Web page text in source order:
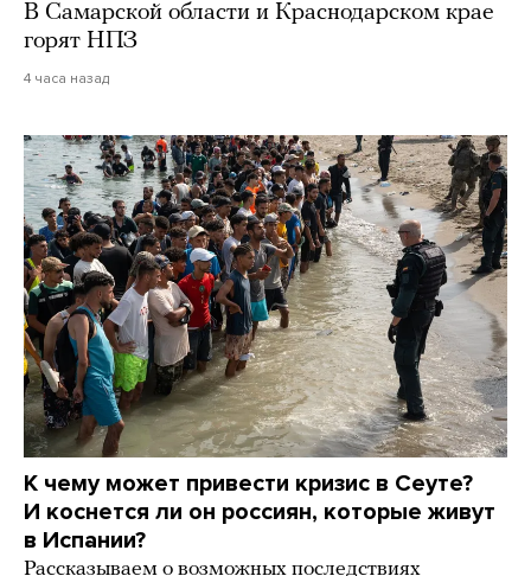
В Самарской области и Краснодарском крае
горят НПЗ
4 часа назад
К чему может привести кризис в Сеуте?
И коснется ли он россиян, которые живут
в Испании?
Рассказываем о возможных последствиях